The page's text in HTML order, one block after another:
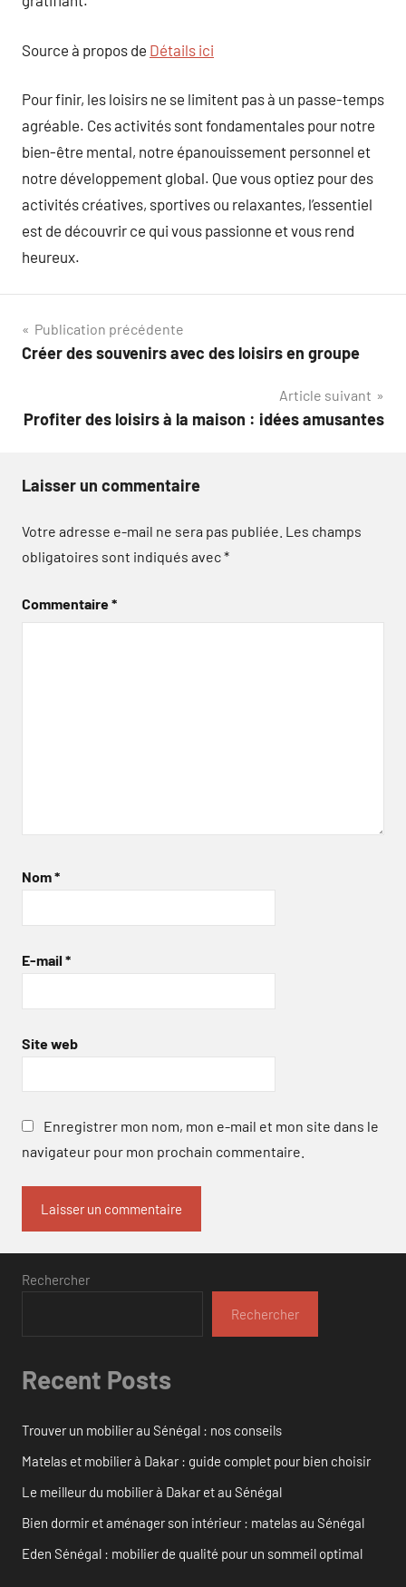
Source à propos de Détails ici
Pour finir, les loisirs ne se limitent pas à un passe-temps
agréable. Ces activités sont fondamentales pour notre
bien-être mental, notre épanouissement personnel et
notre développement global. Que vous optiez pour des
activités créatives, sportives ou relaxantes, l’essentiel
est de découvrir ce qui vous passionne et vous rend
heureux.
Navigation
de
Publication précédente
Créer des souvenirs avec des loisirs en groupe
Article suivant
Profiter des loisirs à la maison : idées amusantes
Laisser un commentaire
Votre adresse e-mail ne sera pas publiée. Les champs
obligatoires sont indiqués avec*
Commentaire*
Nom*
E-mail *
Site web
Enregistrer mon nom, mon e-mail et mon site dans le
navigateur pour mon prochain commentaire.
Rechercher
Rechercher
Recent Posts
Trouver un mobilier au Sénégal : nos conseils
Matelas et mobilier à Dakar : guide complet pour bien choisir
Le meilleur du mobilier à Dakar et au Sénégal
Bien dormir et aménager son intérieur : matelas au Sénégal
Eden Sénégal : mobilier de qualité pour un sommeil optimal